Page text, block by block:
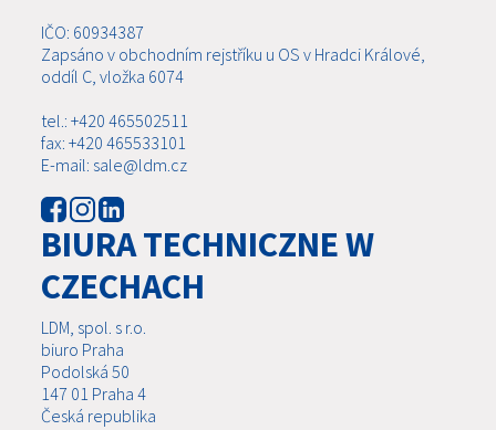
IČO: 60934387
Zapsáno v obchodním rejstříku u OS v Hradci Králové,
oddíl C, vložka 6074
tel.: +420 465502511
fax: +420 465533101
E-mail: sale@ldm.cz
BIURA TECHNICZNE W
CZECHACH
LDM, spol. s r.o.
biuro Praha
Podolská 50
147 01 Praha 4
Česká republika